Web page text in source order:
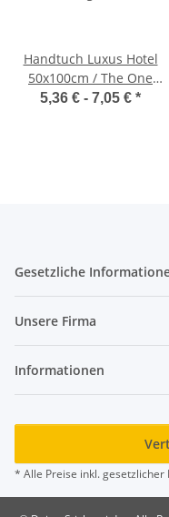
Handtuch Luxus Hotel
50x100cm / The One
Towelling T1-HL50
5,36 € - 7,05 € *
Gesetzliche
Unsere Firma
Informationen
* Alle Preise inkl. gesetzlicher